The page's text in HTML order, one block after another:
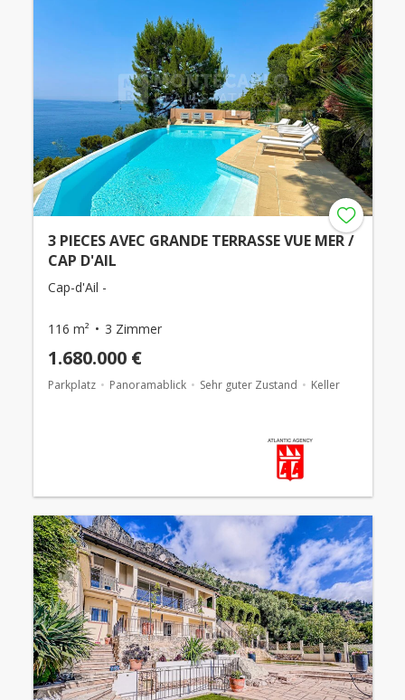
3 PIECES AVEC GRANDE TERRASSE VUE MER /
CAP D'AIL
Cap-d'Ail -
116 m² 3 Zimmer
1.680.000 €
Parkplatz Panoramablick Sehr guter Zustand Keller